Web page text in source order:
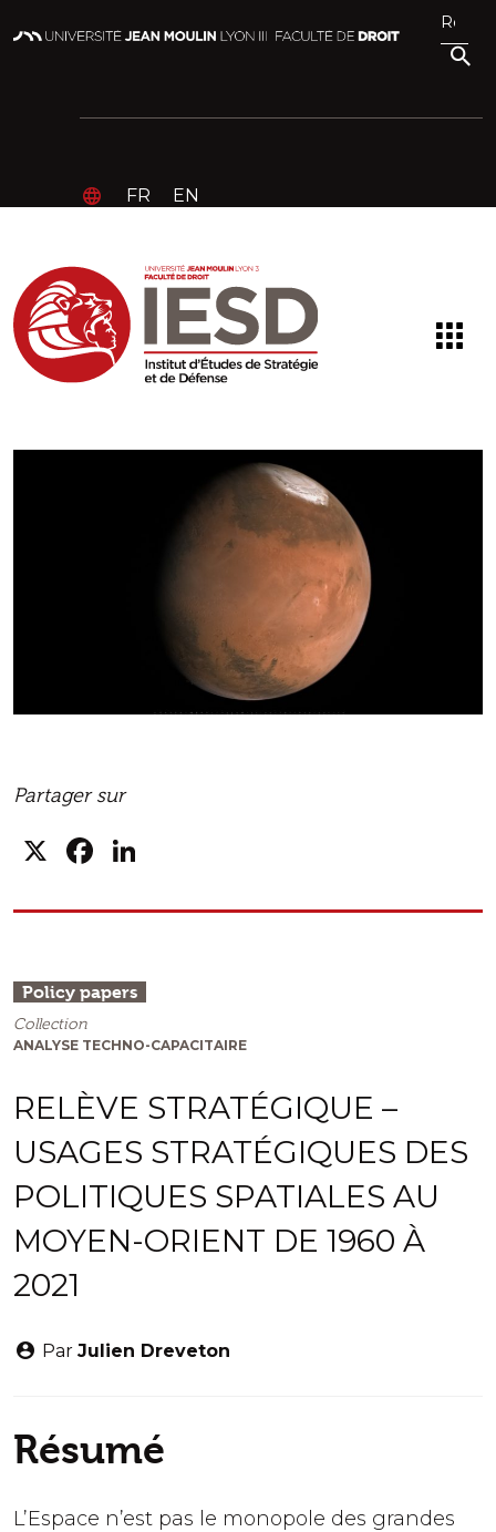
FR EN
Partager sur
X Facebook
Policy papers
Collection
ANALYSE TECHNO-CAPACITAIRE
RELÈVE STRATÉGIQUE –
USAGES STRATÉGIQUES DES
POLITIQUES SPATIALES AU
MOYEN-ORIENT DE 1960 À
2021
ParJulien Dreveton
Résumé
L’Espace n’est pas le monopole des grandes